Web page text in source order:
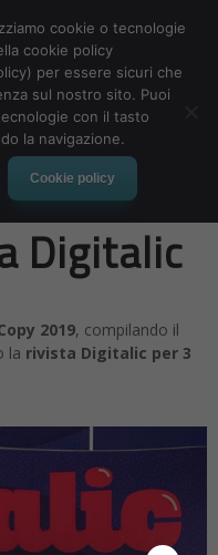
– invio
Digitalic
2019, compilando il
la rivista Digitalic per 3
cookie o tecnologie
cookie policy
per essere sicuri che
sul nostro sito. Puoi
con il tasto
la navigazione.
Cookie policy